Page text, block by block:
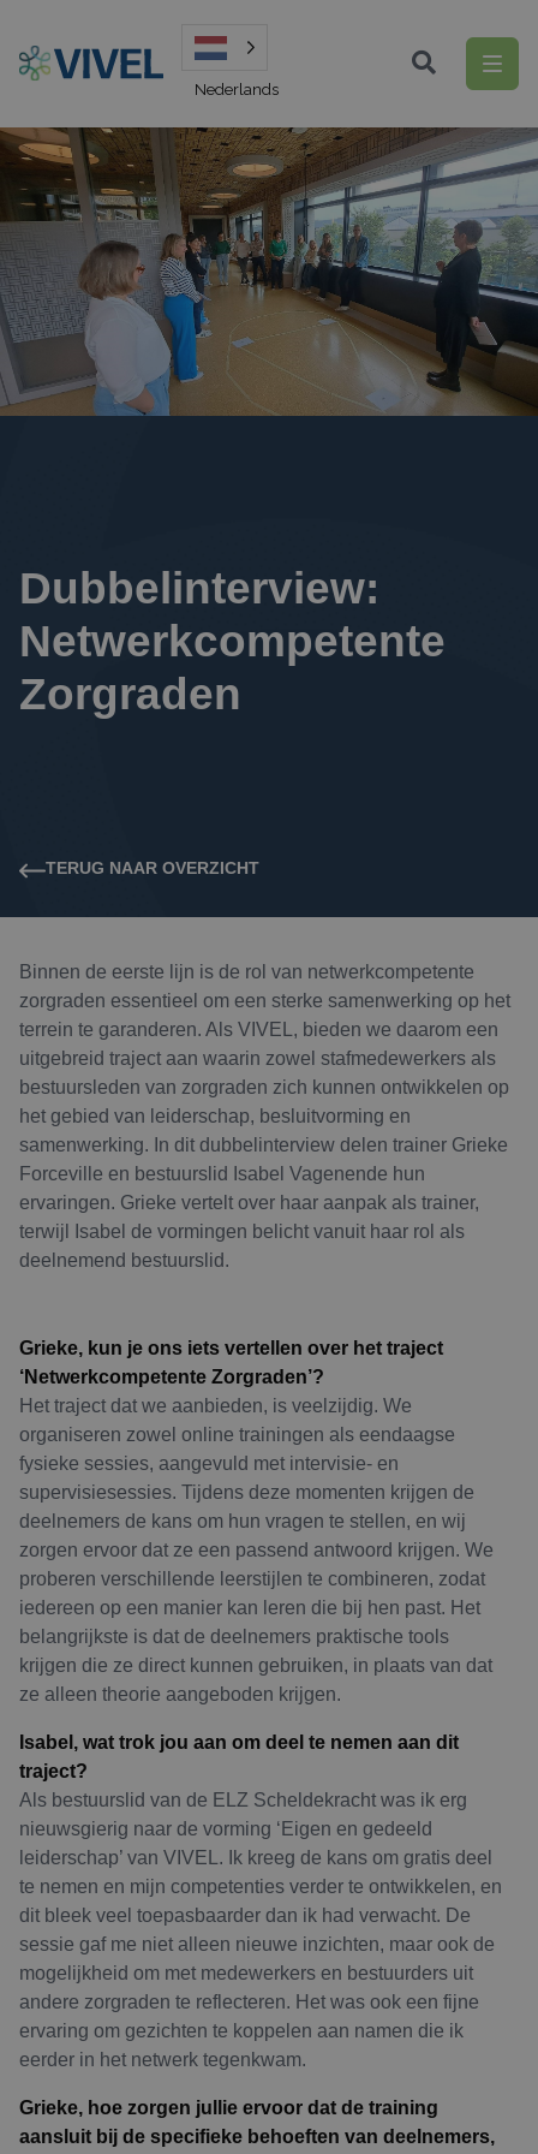
Nederlands
Dubbelinterview:
Netwerkcompetente
Zorgraden
TERUG NAAR OVERZICHT
Binnen de eerste lijn is de rol van netwerkcompetente
zorgraden essentieel om een sterke samenwerking op het
terrein te garanderen. Als VIVEL, bieden we daarom een
uitgebreid traject aan waarin zowel stafmedewerkers als
bestuursleden van zorgraden zich kunnen ontwikkelen op
het gebied van leiderschap, besluitvorming en
samenwerking. In dit dubbelinterview delen trainer Grieke
Forceville en bestuurslid Isabel Vagenende hun
ervaringen. Grieke vertelt over haar aanpak als trainer,
terwijl Isabel de vormingen belicht vanuit haar rol als
deelnemend bestuurslid.
Grieke, kun je ons iets vertellen over het traject
‘Netwerkcompetente Zorgraden’?
Het traject dat we aanbieden, is veelzijdig. We
organiseren zowel online trainingen als eendaagse
fysieke sessies, aangevuld met intervisie- en
supervisiesessies. Tijdens deze momenten krijgen de
deelnemers de kans om hun vragen te stellen, en wij
zorgen ervoor dat ze een passend antwoord krijgen. We
proberen verschillende leerstijlen te combineren, zodat
iedereen op een manier kan leren die bij hen past. Het
belangrijkste is dat de deelnemers praktische tools
krijgen die ze direct kunnen gebruiken, in plaats van dat
ze alleen theorie aangeboden krijgen.
Isabel, wat trok jou aan om deel te nemen aan dit
traject?
Als bestuurslid van de ELZ Scheldekracht was ik erg
nieuwsgierig naar de vorming ‘Eigen en gedeeld
leiderschap’ van VIVEL. Ik kreeg de kans om gratis deel
te nemen en mijn competenties verder te ontwikkelen, en
dit bleek veel toepasbaarder dan ik had verwacht. De
sessie gaf me niet alleen nieuwe inzichten, maar ook de
mogelijkheid om met medewerkers en bestuurders uit
andere zorgraden te reflecteren. Het was ook een fijne
ervaring om gezichten te koppelen aan namen die ik
eerder in het netwerk tegenkwam.
Grieke, hoe zorgen jullie ervoor dat de training
aansluit bij de specifieke behoeften van deelnemers,